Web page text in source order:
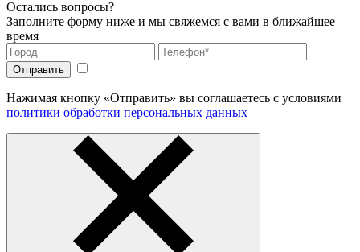
Остались вопросы?
Заполните форму ниже и мы свяжемся с вами в ближайшее
время
Нажимая кнопку «Отправить» вы соглашаетесь с условиями
политики обработки персональных данных